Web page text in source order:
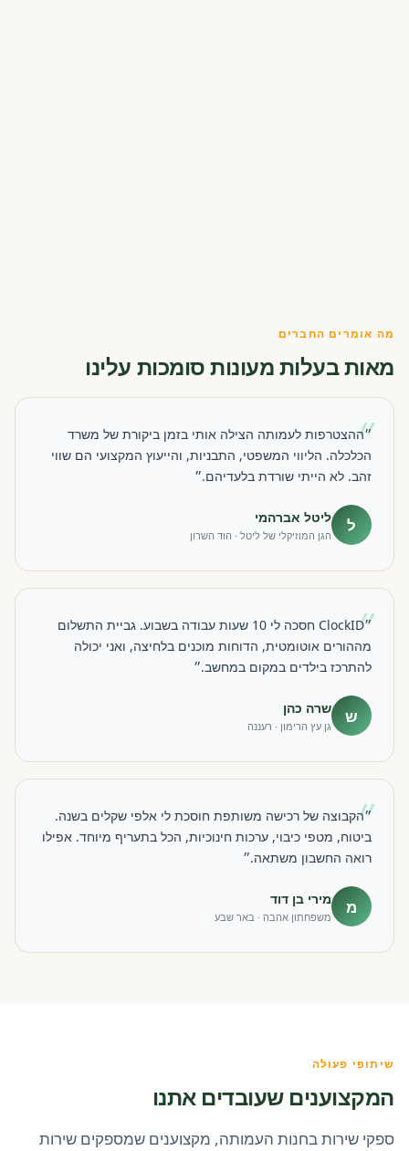
מה אומרים החברים
מאות בעלות מעונות סומכות עלינו
״
״ההצטרפות לעמותה הצילה אותי בזמן ביקורת של משרד
הכלכלה. הליווי המשפטי, התבניות, והייעוץ המקצועי הם שווי
זהב. לא הייתי שורדת בלעדיהם.״
ל ליטל אברהמי
הגן המוזיקלי של ליטל · הוד השרון
״
״ClockID חסכה לי 10 שעות עבודה בשבוע. גביית התשלום
מההורים אוטומטית, הדוחות מוכנים בלחיצה, ואני יכולה
להתרכז בילדים במקום במחשב.״
ש שרה כהן
גן עץ הרימון · רעננה
״
״הקבוצה של רכישה משותפת חוסכת לי אלפי שקלים בשנה.
ביטוח, מטפי כיבוי, ערכות חינוכיות, הכל בתעריף מיוחד. אפילו
רואה החשבון משתאה.״
מ מירי בן דוד
משפחתון אהבה · באר שבע
שיתופי פעולה
המקצוענים שעובדים אתנו
ספקי שירות בחנות העמותה, מקצוענים שמספקים שירות